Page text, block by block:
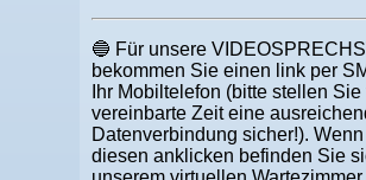
🔵 Für unsere
bekommen Sie einen link per
Ihr Mobiltelefon (bitte stellen
vereinbarte Zeit eine
Datenverbindung sicher!).
diesen anklicken befinden Sie